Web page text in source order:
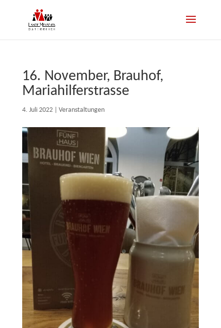
16. November, Brauhof,
Mariahilferstrasse
4. Juli 2022| Veranstaltungen